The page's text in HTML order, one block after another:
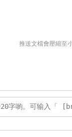
推送文檔會壓縮至